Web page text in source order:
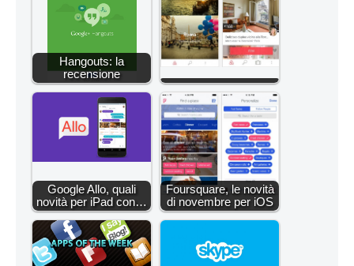
Hangouts: la
recensione
Google Allo, quali
novità per iPad con…
Foursquare, le novità
di novembre per iOS